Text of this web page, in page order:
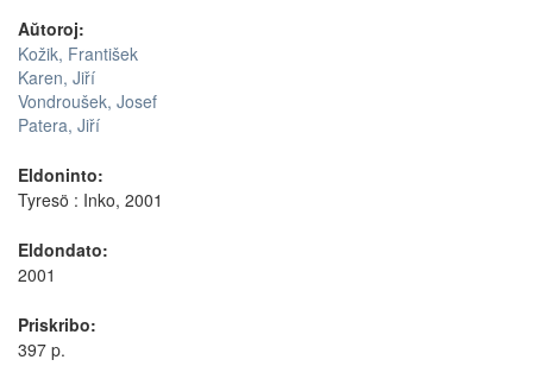
Aŭtoroj:
Kožik, František
Karen, Jiří
Vondroušek, Josef
Patera, Jiří
Eldoninto:
Tyresö : Inko, 2001
Eldondato:
2001
Priskribo:
397 p.